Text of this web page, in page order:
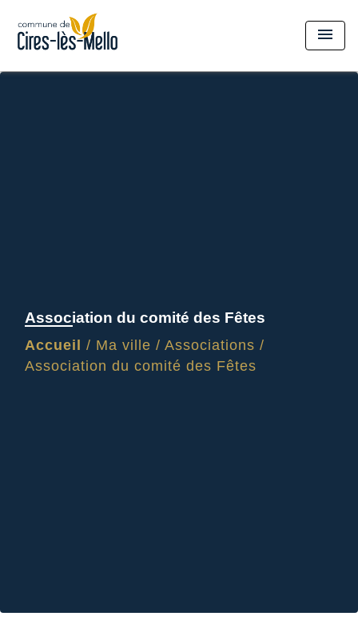
menu
Association du comité des Fêtes
Accueil / Ma ville / Associations /
Association du comité des Fêtes